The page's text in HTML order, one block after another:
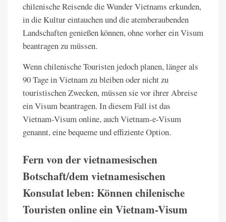
chilenische Reisende die Wunder Vietnams erkunden,
in die Kultur eintauchen und die atemberaubenden
Landschaften genießen können, ohne vorher ein Visum
beantragen zu müssen.
Wenn chilenische Touristen jedoch planen, länger als
90 Tage in Vietnam zu bleiben oder nicht zu
touristischen Zwecken, müssen sie vor ihrer Abreise
ein Visum beantragen. In diesem Fall ist das
Vietnam-Visum online, auch Vietnam-e-Visum
genannt, eine bequeme und effiziente Option.
Fern von der vietnamesischen
Botschaft/dem vietnamesischen
Konsulat leben: Können chilenische
Touristen online ein Vietnam-Visum